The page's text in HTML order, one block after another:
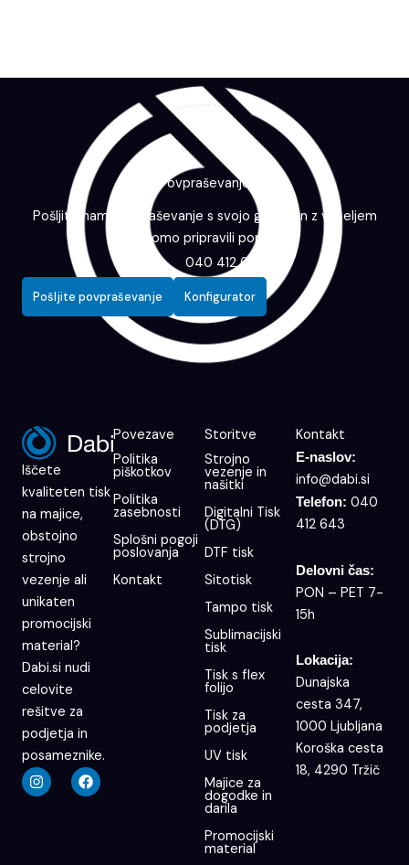
Povpraševanje
Pošljite nam povpraševanje s svojo grafiko in z veseljem
vam bomo pripravili ponudbo.
040 412 643
Pošljite povpraševanje Konfigurator
Iščete
kvaliteten tisk
na majice,
obstojno
strojno
vezenje ali
unikaten
promocijski
material?
Dabi.si nudi
celovite
rešitve za
podjetja in
posameznike.
I
n
s
F
a
c
Povezave
Politika
piškotkov
Politika
zasebnosti
Splošni pogoji
poslovanja
Kontakt
Storitve
Strojno
vezenje in
našitki
Digitalni Tisk
(DTG)
DTF tisk
Sitotisk
Tampo tisk
Sublimacijski
tisk
Tisk s flex
folijo
Tisk za
podjetja
UV tisk
Majice za
dogodke in
darila
Promocijski
material
Kontakt
E-naslov:
info@dabi.si
Telefon: 040
412 643
Delovni čas:
PON – PET 7-
15h
Lokacija:
Dunajska
cesta 347,
1000 Ljubljana
Koroška cesta
18, 4290 Tržič